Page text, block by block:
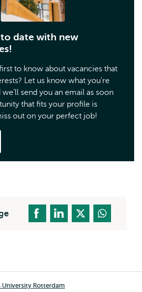
to date with new
to know about vacancies that
Let us know what you're
send you an email as soon
that fits your profile is
out on your perfect job!
University Rotterdam